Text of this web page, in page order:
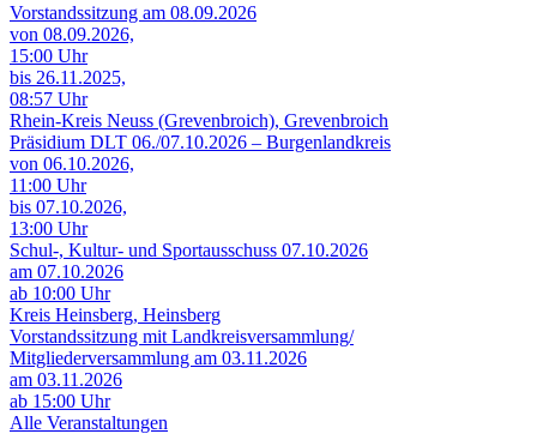
Vorstandssitzung am 08.09.2026
von 08.09.2026,
15:00 Uhr
bis 26.11.2025,
08:57 Uhr
Rhein-Kreis Neuss (Grevenbroich), Grevenbroich
Präsidium DLT 06./07.10.2026 – Burgenlandkreis
von 06.10.2026,
11:00 Uhr
bis 07.10.2026,
13:00 Uhr
Schul-, Kultur- und Sportausschuss 07.10.2026
am 07.10.2026
ab 10:00 Uhr
Kreis Heinsberg, Heinsberg
Vorstandssitzung mit Landkreisversammlung/
Mitgliederversammlung am 03.11.2026
am 03.11.2026
ab 15:00 Uhr
Alle Veranstaltungen